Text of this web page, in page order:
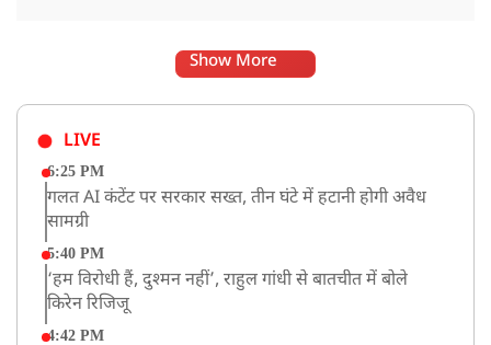
Show More
LIVE
6:25 PM
गलत AI कंटेंट पर सरकार सख्त, तीन घंटे में हटानी होगी अवैध
सामग्री
5:40 PM
‘हम विरोधी हैं, दुश्मन नहीं’, राहुल गांधी से बातचीत में बोले
किरेन रिजिजू
4:42 PM